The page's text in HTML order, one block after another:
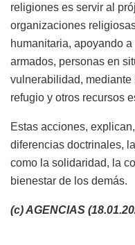
religiones es servir al
organizaciones
humanitaria, apoyando
armados, personas en
vulnerabilidad, mediante
refugio y otros recursos
Estas acciones,
diferencias doctrinales,
como la solidaridad, la
bienestar de los demás.
(c) AGENCIAS